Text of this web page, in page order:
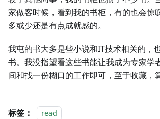
家做客时候，看到我的书柜，有的也会惊
多或少还是有点成就感的。
我屯的书大多是些小说和IT技术相关的，
书。我没指望看这些书能让我成为专家学
间和找一份糊口的工作即可，至于收藏，
标签： read